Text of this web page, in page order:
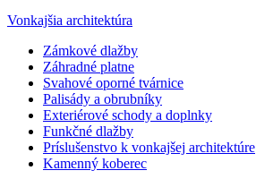
Vonkajšia architektúra
Zámkové dlažby
Záhradné platne
Svahové oporné tvárnice
Palisády a obrubníky
Exteriérové schody a doplnky
Funkčné dlažby
Príslušenstvo k vonkajšej architektúre
Kamenný koberec